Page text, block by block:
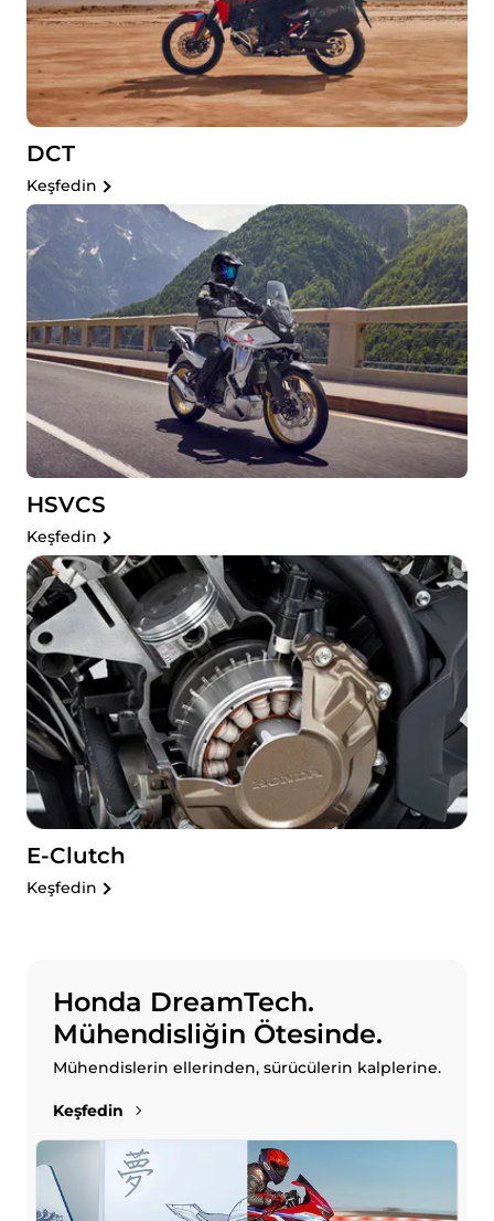
DCT
Keşfedin
HSVCS
Keşfedin
E-Clutch
Keşfedin
Honda DreamTech.
Mühendisliğin Ötesinde.
Mühendislerin ellerinden, sürücülerin kalplerine.
Keşfedin